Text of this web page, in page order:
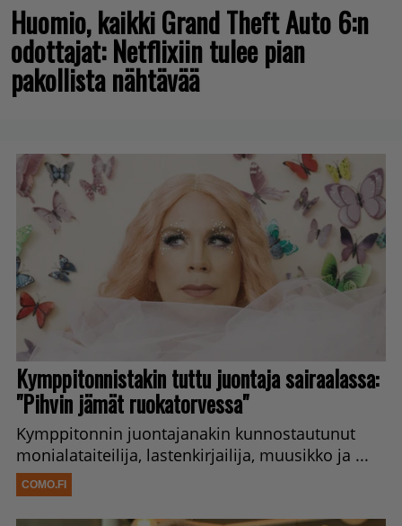
Huomio, kaikki Grand Theft Auto 6:n
odottajat: Netflixiin tulee pian
pakollista nähtävää